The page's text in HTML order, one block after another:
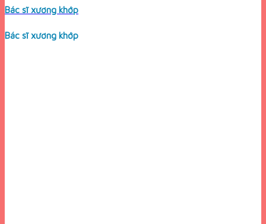
Bác sĩ xương khớp
Bác sĩ xương khớp